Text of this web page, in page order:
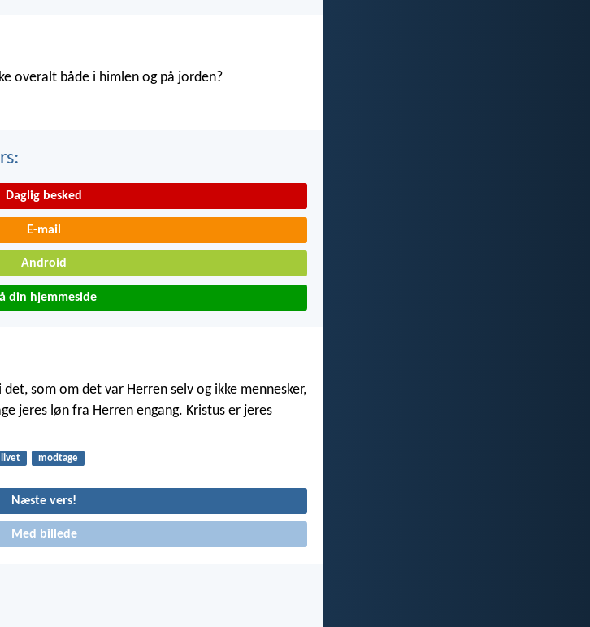
overalt både i himlen og på jorden?
Daglig besked
E-mail
Android
din hjemmeside
som om det var Herren selv og ikke mennesker,
jeres løn fra Herren engang. Kristus er jeres
livet modtage
Næste vers!
Med billede